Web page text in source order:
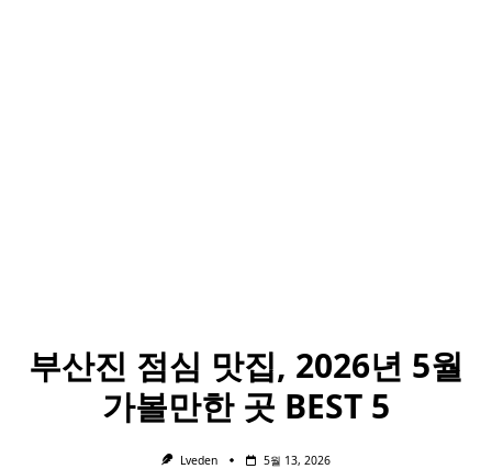
부산진 점심 맛집, 2026년 5월
가볼만한 곳 BEST 5
Lveden 5월 13, 2026